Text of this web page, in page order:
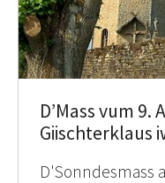
D’Mass vum
Giischterklaus
D'Sonndesmass